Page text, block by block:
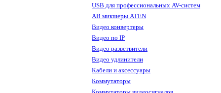
USB для профессиональных AV-систем
АВ микшеры ATEN
Видео конвертеры
Видео по IP
Видео разветвители
Видео удлинители
Кабели и аксессуары
Коммутаторы